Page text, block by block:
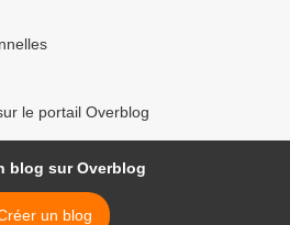
le portail Overblog
blog sur Overblog
un blog